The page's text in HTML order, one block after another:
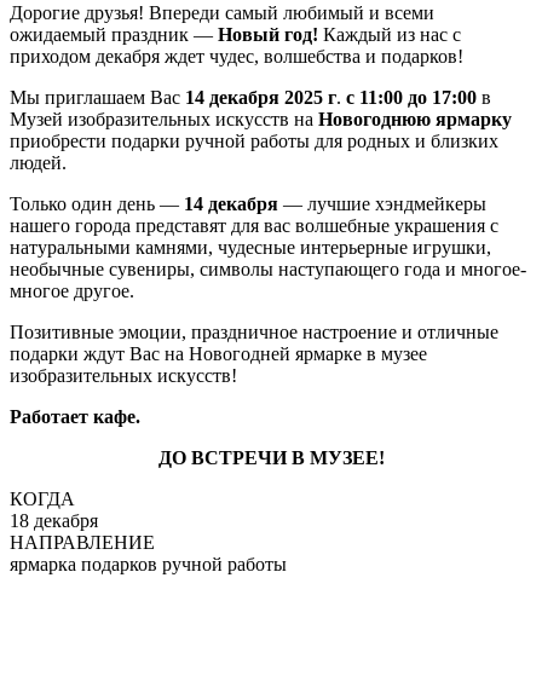
Дорогие друзья! Впереди самый любимый и всеми
ожидаемый праздник — Новый год! Каждый из нас с
приходом декабря ждет чудес, волшебства и подарков!
Мы приглашаем Вас 14 декабря 2025 г. с 11:00 до 17:00 в
Музей изобразительных искусств на Новогоднюю ярмарку
приобрести подарки ручной работы для родных и близких
людей.
Только один день — 14 декабря — лучшие хэндмейкеры
нашего города представят для вас волшебные украшения с
натуральными камнями, чудесные интерьерные игрушки,
необычные сувениры, символы наступающего года и многое-
многое другое.
Позитивные эмоции, праздничное настроение и отличные
подарки ждут Вас на Новогодней ярмарке в музее
изобразительных искусств!
Работает кафе.
ДО ВСТРЕЧИ В МУЗЕЕ!
КОГДА
18 декабря
НАПРАВЛЕНИЕ
ярмарка подарков ручной работы